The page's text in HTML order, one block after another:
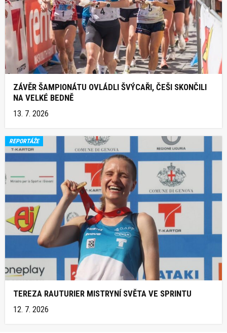
ZÁVĚR ŠAMPIONÁTU OVLÁDLI ŠVÝCAŘI, ČEŠI SKONČILI
NA VELKÉ BEDNĚ
13. 7. 2026
REPORTÁŽE
TEREZA RAUTURIER MISTRYNÍ SVĚTA VE SPRINTU
12. 7. 2026